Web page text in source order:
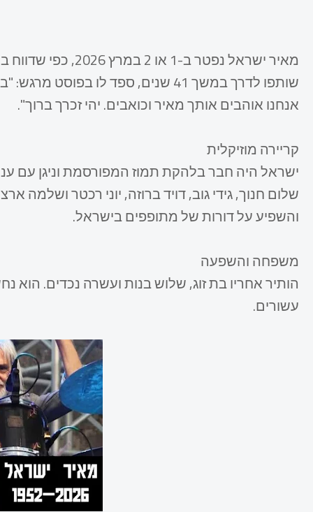
שותפו לדרך במשך 41 שנים, ספד לו
אנחנו אוהבים אותך מאיר וכואבים. יהי זכרך ברוך".
קריירה מוזיקלית
והשפיע על דורות של מתופפים בישראל.
משפחה והשפעה
הותיר אחריו בת זוג, שלוש בנות ועשרה נכדים.
עשורים.